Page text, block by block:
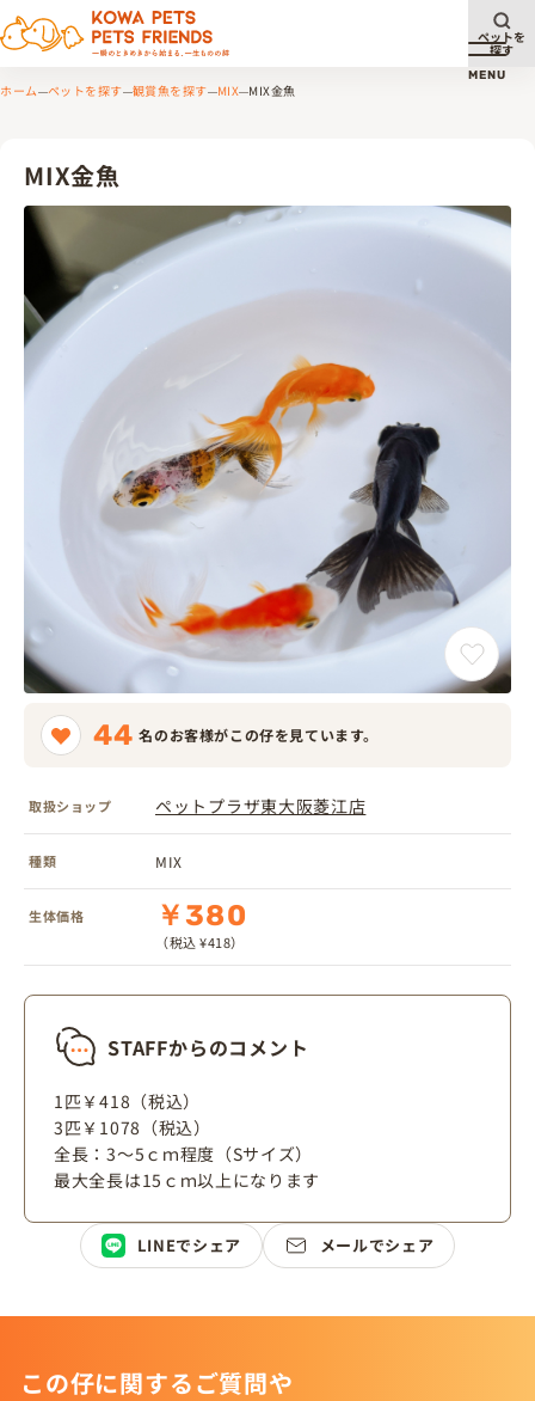
メニ
MENU
ペットを
探す
ホーム ペットを探す 観賞魚を探す MIX MIX金魚
MIX金魚
44 名のお客様がこの仔を見ています。
取扱ショップ ペットプラザ東大阪菱江店
種類 MIX
生体価格 ￥380
（税込 ¥418）
STAFFからのコメント
1匹￥418（税込）
3匹￥1078（税込）
全長：3～5ｃｍ程度（Sサイズ）
最大全長は15ｃｍ以上になります
LINEでシェア メールでシェア
この仔に関するご質問や